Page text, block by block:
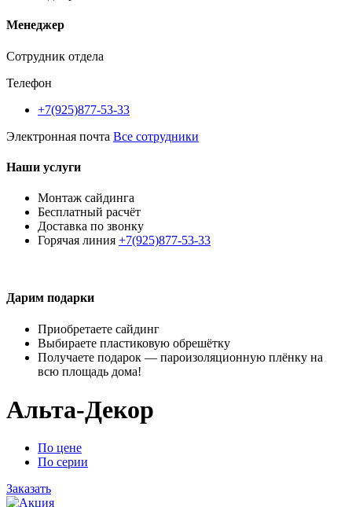
Менеджер
Сотрудник отдела
Телефон
+7(925)877-53-33
Электронная почта Все сотрудники
Наши услуги
Монтаж сайдинга
Бесплатный расчёт
Доставка по звонку
Горячая линия +7(925)877-53-33
Дарим подарки
Приобретаете сайдинг
Выбираете пластиковую обрешётку
Получаете подарок — пароизоляционную плёнку на
всю площадь дома!
Альта-Декор
По цене
По серии
Заказать